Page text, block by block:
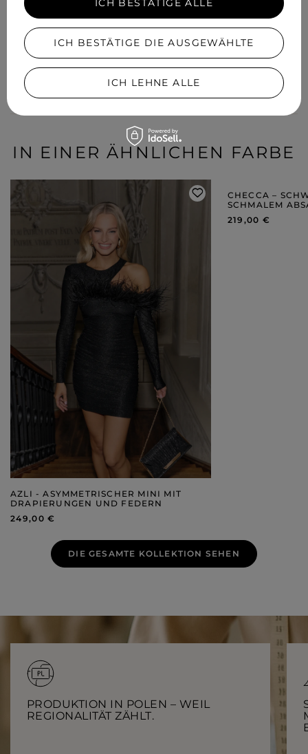
Für Ihre Bewertung erhalten Sie15 Pkt.
in unserem Treueprogramm.
IN EINER ÄHNLICHEN FARBE
AZLI - ASYMMETRISCHER MINI MIT
DRAPIERUNGEN UND FEDERN
249,00 €
CHECCA –
SCHMALEM
219,00 €
DIE GESAMTE KOLLEKTION SEHEN
PRODUKTION IN POLEN – WEIL
REGIONALITÄT ZÄHLT.
ICH BESTÄTIGE DIE AUSGEWÄHLTE
ICH LEHNE ALLE
ICH BESTÄTIGE ALLE